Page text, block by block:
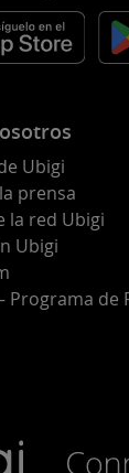
Ubigi
prensa
la red Ubigi
Ubigi
Programa de